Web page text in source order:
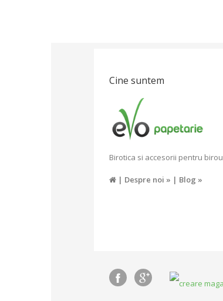
Cine suntem
Birotica si accesorii pentru birou
| Despre noi » | Blog »